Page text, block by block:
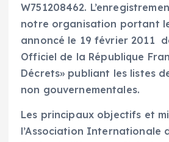
W751208462.
notre organisation portant
annoncé le 19 février 2011
Officiel de la République
Décrets» publiant les listes
non gouvernementales.
Les principaux objectifs et
l’Association Internationale